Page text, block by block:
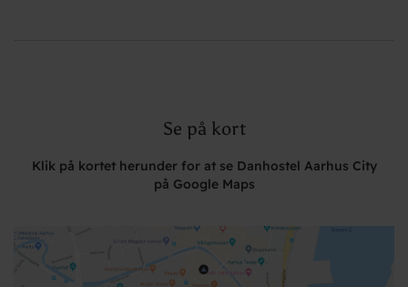
Se på kort
Klik på kortet herunder for at se Danhostel Aarhus City
på Google Maps